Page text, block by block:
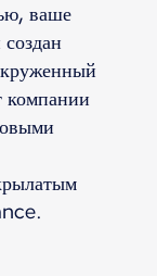
ваше
компании